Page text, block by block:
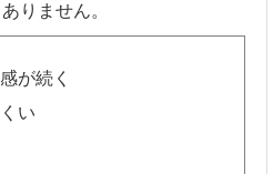
りません。
が続く
い